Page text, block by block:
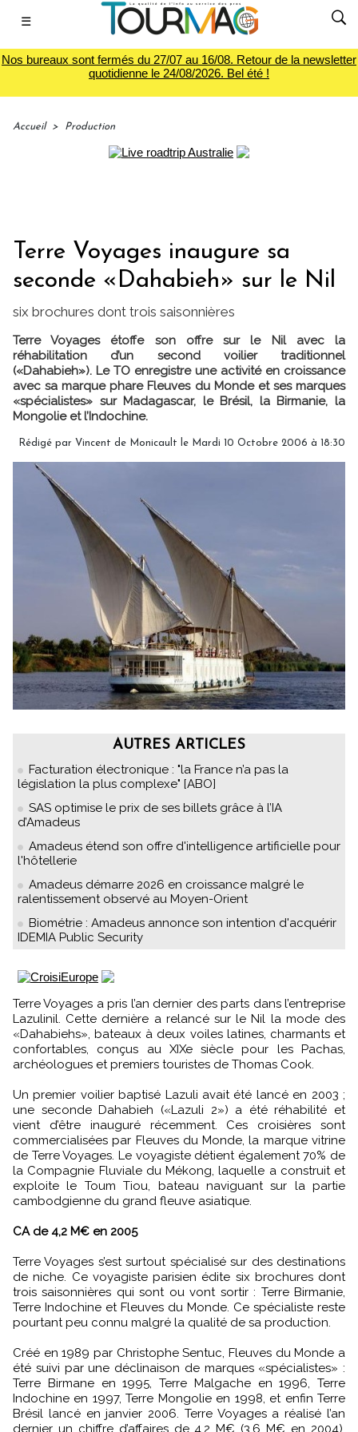
☰
Nos bureaux sont fermés du 27/07 au 16/08. Retour de la newsletter
quotidienne le 24/08/2026. Bel été !
Accueil > Production
Terre Voyages inaugure sa
seconde «Dahabieh» sur le Nil
six brochures dont trois saisonnières
Terre Voyages étoffe son offre sur le Nil avec la
réhabilitation d’un second voilier traditionnel
(«Dahabieh»). Le TO enregistre une activité en croissance
avec sa marque phare Fleuves du Monde et ses marques
«spécialistes» sur Madagascar, le Brésil, la Birmanie, la
Mongolie et l’Indochine.
Rédigé par Vincent de Monicault le Mardi 10 Octobre 2006 à 18:30
AUTRES ARTICLES
Facturation électronique : "la France n’a pas la
législation la plus complexe" [ABO]
SAS optimise le prix de ses billets grâce à l’IA
d’Amadeus
Amadeus étend son offre d'intelligence artificielle pour
l'hôtellerie
Amadeus démarre 2026 en croissance malgré le
ralentissement observé au Moyen-Orient
Biométrie : Amadeus annonce son intention d'acquérir
IDEMIA Public Security
Terre Voyages a pris l’an dernier des parts dans l’entreprise
Lazulinil. Cette dernière a relancé sur le Nil la mode des
«Dahabiehs», bateaux à deux voiles latines, charmants et
confortables, conçus au XIXe siècle pour les Pachas,
archéologues et premiers touristes de Thomas Cook.
Un premier voilier baptisé Lazuli avait été lancé en 2003 ;
une seconde Dahabieh («Lazuli 2») a été réhabilité et
vient d’être inauguré récemment. Ces croisières sont
commercialisées par Fleuves du Monde, la marque vitrine
de Terre Voyages. Le voyagiste détient également 70% de
la Compagnie Fluviale du Mékong, laquelle a construit et
exploite le Toum Tiou, bateau naviguant sur la partie
cambodgienne du grand fleuve asiatique.
CA de 4,2 M€ en 2005
Terre Voyages s’est surtout spécialisé sur des destinations
de niche. Ce voyagiste parisien édite six brochures dont
trois saisonnières qui sont ou vont sortir : Terre Birmanie,
Terre Indochine et Fleuves du Monde. Ce spécialiste reste
pourtant peu connu malgré la qualité de sa production.
Créé en 1989 par Christophe Sentuc, Fleuves du Monde a
été suivi par une déclinaison de marques «spécialistes» :
Terre Birmane en 1995, Terre Malgache en 1996, Terre
Indochine en 1997, Terre Mongolie en 1998, et enfin Terre
Brésil lancé en janvier 2006. Terre Voyages a réalisé l’an
dernier un chiffre d’affaires de 4,2 M€ (3,6 M€ en 2004).